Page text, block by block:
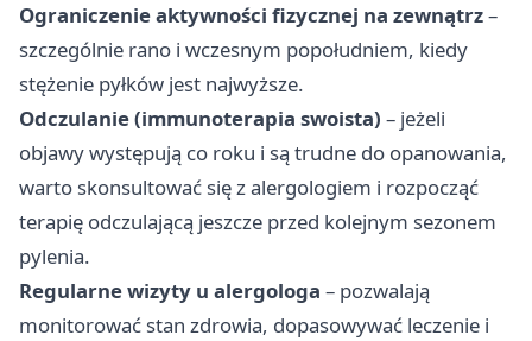
Ograniczenie aktywności fizycznej na zewnątrz–
szczególnie rano i wczesnym popołudniem, kiedy
stężenie pyłków jest najwyższe.
Odczulanie (immunoterapia swoista) – jeżeli
objawy występują co roku i są trudne do opanowania,
warto skonsultować się z alergologiem i rozpocząć
terapię odczulającą jeszcze przed kolejnym sezonem
pylenia.
Regularne wizyty u alergologa – pozwalają
monitorować stan zdrowia, dopasowywać leczenie i